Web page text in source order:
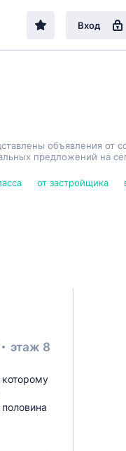
Вход
объявления от
предложений на
от застройщика
этаж 8